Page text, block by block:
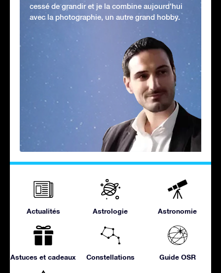
cessé de grandir et je la combine aujourd'hui
avec la photographie, un autre grand hobby.
Actualités Astrologie Astronomie
Astuces et cadeaux Constellations Guide OSR